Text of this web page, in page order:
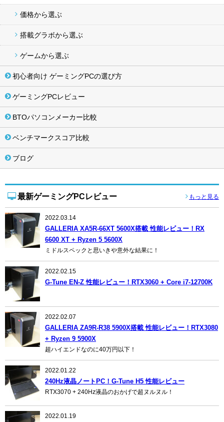
価格から選ぶ
搭載グラボから選ぶ
ゲームから選ぶ
初心者向け ゲーミングPCの選び方
ゲーミングPCレビュー
BTOパソコンメーカー比較
ベンチマークスコア比較
ブログ
最新ゲーミングPCレビュー もっと見る
2022.03.14
GALLERIA XA5R-66XT 5600X搭載 性能レビュー！RX
6600 XT + Ryzen 5 5600X
ミドルスペックと思いきや意外な結果に！
2022.02.15
G-Tune EN-Z 性能レビュー！RTX3060 + Core i7-12700K
2022.02.07
GALLERIA ZA9R-R38 5900X搭載 性能レビュー！RTX3080
+ Ryzen 9 5900X
超ハイエンドなのに40万円以下！
2022.01.22
240Hz液晶ノートPC！G-Tune H5 性能レビュー
RTX3070 + 240Hz液晶のおかげで超ヌルヌル！
2022.01.19